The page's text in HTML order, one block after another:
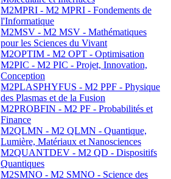
M2MPRI - M2 MPRI - Fondements de
l'Informatique
M2MSV - M2 MSV - Mathématiques
pour les Sciences du Vivant
M2OPTIM - M2 OPT - Optimisation
M2PIC - M2 PIC - Projet, Innovation,
Conception
M2PLASPHYFUS - M2 PPF - Physique
des Plasmas et de la Fusion
M2PROBFIN - M2 PF - Probabilités et
Finance
M2QLMN - M2 QLMN - Quantique,
Lumière, Matériaux et Nanosciences
M2QUANTDEV - M2 QD - Dispositifs
Quantiques
M2SMNO - M2 SMNO - Science des